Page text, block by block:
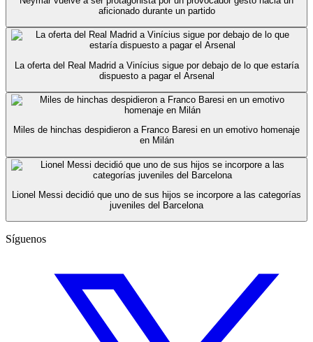
aficionado durante un partido
La oferta del Real Madrid a Vinícius sigue por debajo de lo que estaría
dispuesto a pagar el Arsenal
Miles de hinchas despidieron a Franco Baresi en un emotivo homenaje
en Milán
Lionel Messi decidió que uno de sus hijos se incorpore a las categorías
juveniles del Barcelona
Síguenos